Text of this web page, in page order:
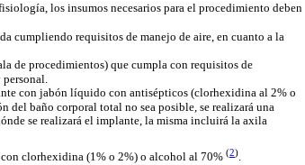
los insumos necesarios para el procedimiento deben
cumpliendo requisitos de manejo de aire, en cuanto a la
de procedimientos) que cumpla con requisitos de
con jabón líquido con antisépticos (clorhexidina al 2% o
del baño corporal total no sea posible, se realizará una
se realizará el implante, la misma incluirá la axila
clorhexidina (1% o 2%) o alcohol al 70% (2).